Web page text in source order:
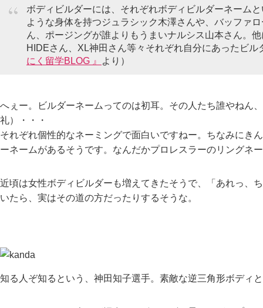
ボディビルダーには、それぞれボディビルダーネーム
ような身体を持つジュラシック木澤さんや、バッファ
ん、ポージングが誰よりもうまいナルシス山本さん。
HIDEさん、XL神田さん等々それぞれ自分にあったビ
にく留学BLOG 』
より）
へぇー。ビルダーネームってのは初耳。その人たち誰やねん
礼）・・・
それぞれ個性的なネーミングで面白いですねー。ちなみにき
ーネームがあるそうです。なんだかプロレスラーのリングネ
近頃は女性ボディビルダーも増えてきたそうで、「あれっ、
いたら、実はその道の方だったりするそうな。
知る人ぞ知るという、神田知子選手。素敵な逆三角形ボディ